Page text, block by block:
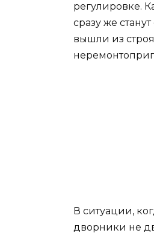
регулировке.
сразу же
вышли из
В ситуации,
дворники не